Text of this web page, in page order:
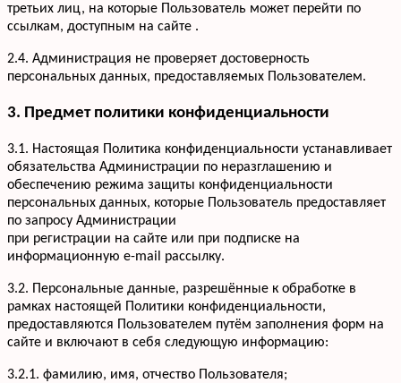
третьих лиц, на которые Пользователь может перейти по
ссылкам, доступным на сайте .
2.4. Администрация не проверяет достоверность
персональных данных, предоставляемых Пользователем.
3. Предмет политики конфиденциальности
3.1. Настоящая Политика конфиденциальности устанавливает
обязательства Администрации по неразглашению и
обеспечению режима защиты конфиденциальности
персональных данных, которые Пользователь предоставляет
по запросу Администрации
при регистрации на сайте или при подписке на
информационную e-mail рассылку.
3.2. Персональные данные, разрешённые к обработке в
рамках настоящей Политики конфиденциальности,
предоставляются Пользователем путём заполнения форм на
сайте и включают в себя следующую информацию:
3.2.1. фамилию, имя, отчество Пользователя;